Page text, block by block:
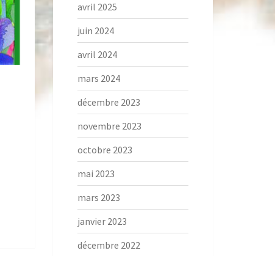
avril 2025
juin 2024
avril 2024
mars 2024
décembre 2023
novembre 2023
octobre 2023
mai 2023
mars 2023
janvier 2023
décembre 2022